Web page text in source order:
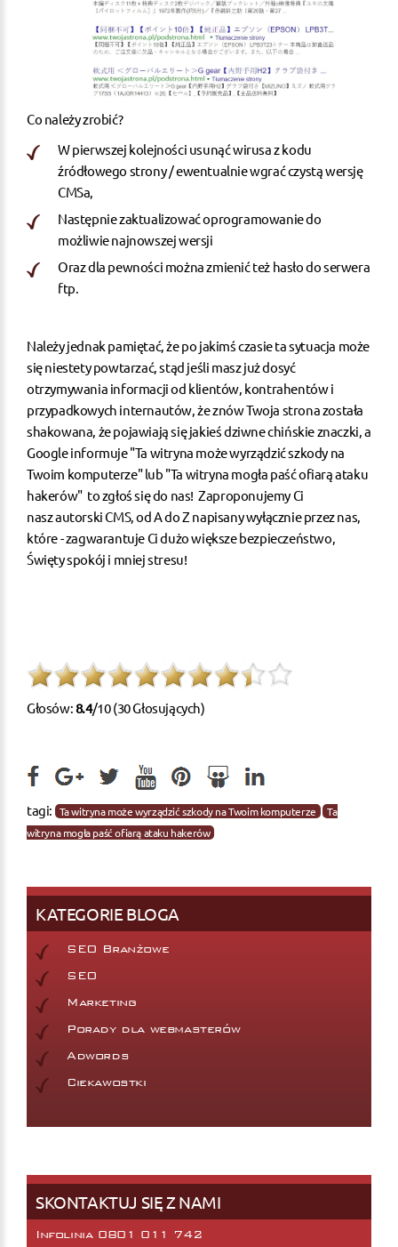
Co należy zrobić?
W pierwszej kolejności usunąć wirusa z kodu
źródłowego strony / ewentualnie wgrać czystą wersję
CMSa,
Następnie zaktualizować oprogramowanie do
możliwie najnowszej wersji
Oraz dla pewności można zmienić też hasło do serwera
ftp.
Należy jednak pamiętać, że po jakimś czasie ta sytuacja może
się niestety powtarzać, stąd jeśli masz już dosyć
otrzymywania informacji od klientów, kontrahentów i
przypadkowych internautów, że znów Twoja strona została
shakowana, że pojawiają się jakieś dziwne chińskie znaczki, a
Google informuje "Ta witryna może wyrządzić szkody na
Twoim komputerze" lub "Ta witryna mogła paść ofiarą ataku
hakerów" to zgłoś się do nas! Zaproponujemy Ci
naszautorski CMS, od A do Z napisany wyłącznie przez nas,
które - zagwarantuje Ci dużo większe bezpieczeństwo,
Święty spokój i mniej stresu!
Głosów:8.4/10 (30 Głosujących)
tagi: Ta witryna może wyrządzić szkody na Twoim komputerze
Ta
witryna mogła paść ofiarą ataku hakerów
KATEGORIE BLOGA
SEO Branżowe
SEO
Marketing
Porady dla webmasterów
Adwords
Ciekawostki
SKONTAKTUJ SIĘ Z NAMI
Infolinia 0801 011 742